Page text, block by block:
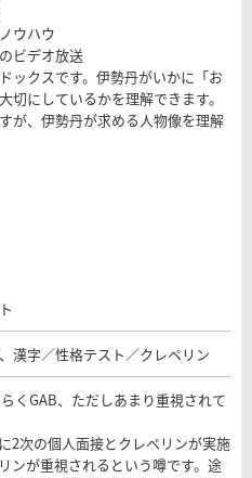
ウハウ
ビデオ放送
ックスです。伊勢丹がいかに「お
切にしているかを理解できます。
が、伊勢丹が求める人物像を理解
漢字／性格テスト／クレペリン
くGAB、ただしあまり重視されて
2次の個人面接とクレペリンが実施
ンが重視されるという噂です。途